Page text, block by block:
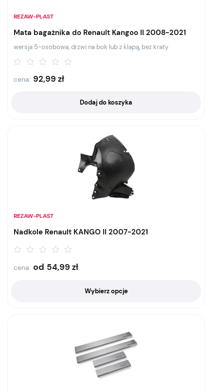
REZAW-PLAST
Mata bagażnika do Renault Kangoo II 2008-2021
wersja 5-osobowa, drzwi na bok lub z klapą, bez kraty
cena: 92,99 zł
Dodaj do koszyka
REZAW-PLAST
Nadkole Renault KANGO II 2007-2021
cena: od 54,99 zł
Wybierz opcje